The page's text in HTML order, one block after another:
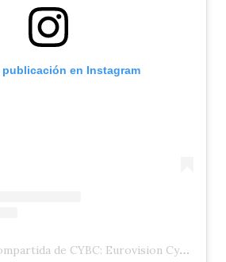
publicación en Instagram
Una publicación compartida de CYBC: Eurovision Cyprus (@cybc_eurovision)